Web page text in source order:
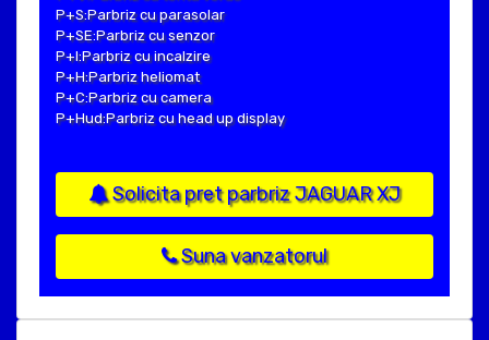
P+S:Parbriz cu parasolar
P+SE:Parbriz cu senzor
P+I:Parbriz cu incalzire
P+H:Parbriz heliomat
P+C:Parbriz cu camera
P+Hud:Parbriz cu head up display
Solicita pret parbriz JAGUAR XJ
Suna vanzatorul